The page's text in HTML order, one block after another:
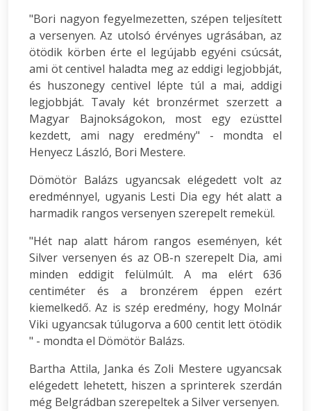
"Bori nagyon fegyelmezetten, szépen teljesített
a versenyen. Az utolsó érvényes ugrásában, az
ötödik körben érte el legújabb egyéni csúcsát,
ami öt centivel haladta meg az eddigi legjobbját,
és huszonegy centivel lépte túl a mai, addigi
legjobbját. Tavaly két bronzérmet szerzett a
Magyar Bajnokságokon, most egy ezüsttel
kezdett, ami nagy eredmény" - mondta el
Henyecz László, Bori Mestere.
Dömötör Balázs ugyancsak elégedett volt az
eredménnyel, ugyanis Lesti Dia egy hét alatt a
harmadik rangos versenyen szerepelt remekül.
"Hét nap alatt három rangos eseményen, két
Silver versenyen és az OB-n szerepelt Dia, ami
minden eddigit felülmúlt. A ma elért 636
centiméter és a bronzérem éppen ezért
kiemelkedő. Az is szép eredmény, hogy Molnár
Viki ugyancsak túlugorva a 600 centit lett ötödik
" - mondta el Dömötör Balázs.
Bartha Attila, Janka és Zoli Mestere ugyancsak
elégedett lehetett, hiszen a sprinterek szerdán
még Belgrádban szerepeltek a Silver versenyen.